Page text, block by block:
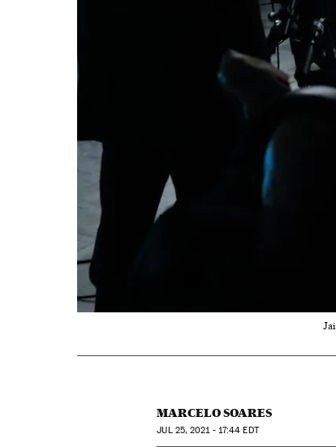
MARCELO SOARES
JUL25, 2021 - 17:44 EDT